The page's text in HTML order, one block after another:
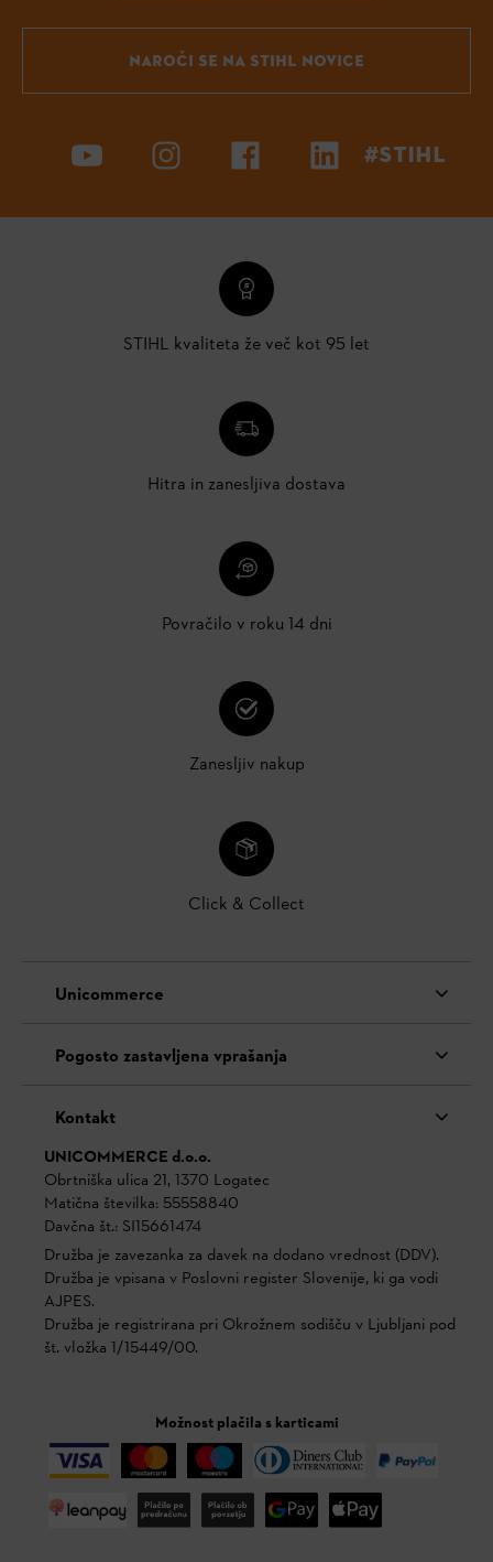
NAROČI SE NA STIHL NOVICE
#STIHL
STIHL kvaliteta že več kot 95 let
Hitra in zanesljiva dostava
Povračilo v roku 14 dni
Zanesljiv nakup
Click & Collect
Unicommerce
Pogosto zastavljena vprašanja
Kontakt
UNICOMMERCE d.o.o.
Obrtniška ulica 21, 1370 Logatec
Matična številka: 55558840
Davčna št.: SI15661474
Družba je zavezanka za davek na dodano vrednost (DDV).
Družba je vpisana v Poslovni register Slovenije, ki ga vodi
AJPES.
Družba je registrirana pri Okrožnem sodišču v Ljubljani pod
št. vložka 1/15449/00.
Možnost plačila s karticami